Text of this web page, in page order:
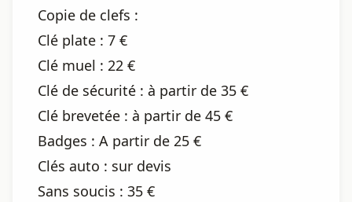
Copie de clefs :
Clé plate : 7 €
Clé muel : 22 €
Clé de sécurité : à partir de 35 €
Clé brevetée : à partir de 45 €
Badges : A partir de 25 €
Clés auto : sur devis
Sans soucis : 35 €